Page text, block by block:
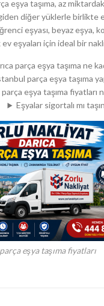
eşya taşıma, az
diğer yüklerle birlikte
eşyası, beyaz eşya,
eşyaları için ideal bir
parça eşya taşıma ne
parça eşya taşıma
parça eşya taşıma fiyatları
Eşyalar sigortalı mı
eşya taşıma fiyatları